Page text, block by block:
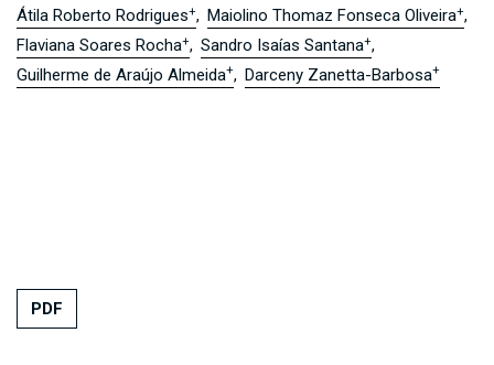
Átila Roberto Rodrigues+ Maiolino Thomaz Fonseca Oliveira+
Flaviana Soares Rocha+ Sandro Isaías Santana+
Guilherme de Araújo Almeida+ Darceny Zanetta-Barbosa+
PDF